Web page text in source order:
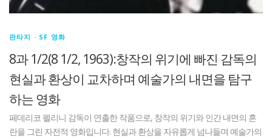
판타지 · SF 영화
8과 1/2(8 1/2, 1963):창작의 위기에 빠진 감독의
현실과 환상이 교차하며 예술가의 내면을 탐구
하는 영화
페데리코 펠리니 감독이 연출한 작품으로, 창작의 위기와 인간 내면의 혼
란을 그린 자전적 영화입니다. 현실과 환상을 자유롭게 넘나들며 예술가의